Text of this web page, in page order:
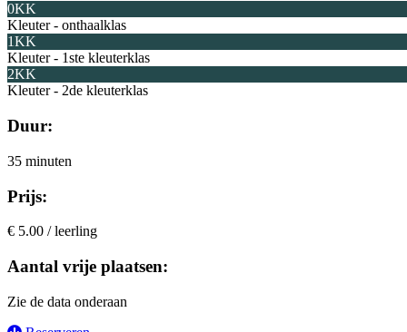
0KK
Kleuter - onthaalklas
1KK
Kleuter - 1ste kleuterklas
2KK
Kleuter - 2de kleuterklas
Duur:
35 minuten
Prijs:
€ 5.00 / leerling
Aantal vrije plaatsen:
Zie de data onderaan